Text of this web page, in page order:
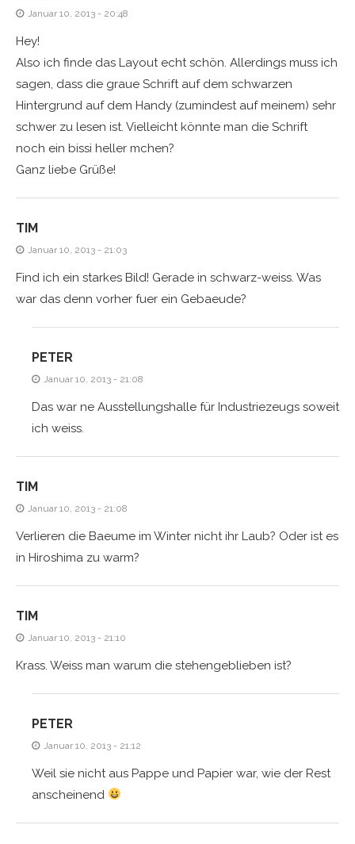
Januar 10, 2013 - 20:48
Hey!
Also ich finde das Layout echt schön. Allerdings muss ich
sagen, dass die graue Schrift auf dem schwarzen
Hintergrund auf dem Handy (zumindest auf meinem) sehr
schwer zu lesen ist. Vielleicht könnte man die Schrift
noch ein bissi heller mchen?
Ganz liebe Grüße!
TIM
Januar 10, 2013 - 21:03
Find ich ein starkes Bild! Gerade in schwarz-weiss. Was
war das denn vorher fuer ein Gebaeude?
PETER
Januar 10, 2013 - 21:08
Das war ne Ausstellungshalle für Industriezeugs soweit
ich weiss.
TIM
Januar 10, 2013 - 21:08
Verlieren die Baeume im Winter nicht ihr Laub? Oder ist es
in Hiroshima zu warm?
TIM
Januar 10, 2013 - 21:10
Krass. Weiss man warum die stehengeblieben ist?
PETER
Januar 10, 2013 - 21:12
Weil sie nicht aus Pappe und Papier war, wie der Rest
anscheinend